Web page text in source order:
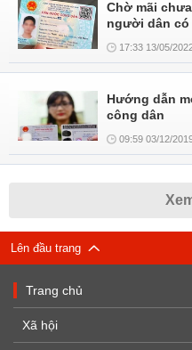
Chờ mãi
người dân
17:33 13/05/
Hướng dẫn
công dân
09:59 03/12/
Lên đầu trang
Trang chủ
Xã hội